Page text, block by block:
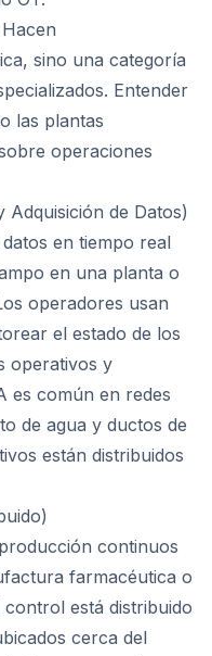
sino una categoría
Entender
las plantas
operaciones
de Datos)
en tiempo real
en una planta o
operadores usan
el estado de los
operativos y
es común en redes
de agua y ductos de
están distribuidos
continuos
farmacéutica o
está distribuido
cerca del